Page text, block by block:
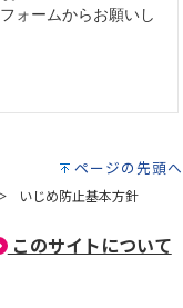
ページの先頭へ
いじめ防止基本方針
このサイトについて